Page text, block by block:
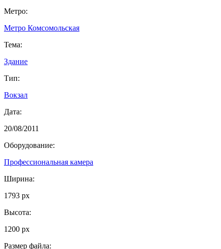
Метро:
Метро Комсомольская
Тема:
Здание
Тип:
Вокзал
Дата:
20/08/2011
Оборудование:
Профессиональная камера
Ширина:
1793 px
Высота:
1200 px
Размер файла: